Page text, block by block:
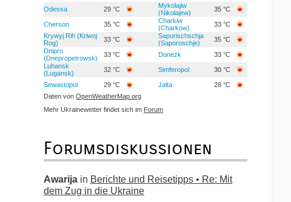
Odessa 29 °C
Mykolajiw
(Nikolajew)
35 °C
Cherson 35 °C
Charkiw
(Charkow)
33 °C
Krywyj Rih (Kriwoj
Rog)
33 °C
Saporischschja
(Saporoschje)
35 °C
Dnipro
(Dnepropetrowsk)
33 °C Donezk
33 °C
Luhansk
(Lugansk)
32 °C Simferopol 30 °C
Sewastopol 29 °C Jalta
28 °C
Daten von OpenWeatherMap.org
Mehr Ukrainewetter findet sich im Forum
Forumsdiskussionen
Awarija in Berichte und Reisetipps • Re: Mit
dem Zug in die Ukraine